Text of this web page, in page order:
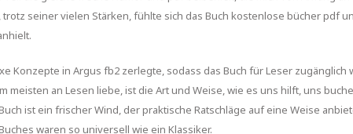
seiner vielen Stärken, fühlte sich das Buch kostenlose bücher pdf
Konzepte in Argus fb2 zerlegte, sodass das Buch für Leser
meisten an Lesen liebe, ist die Art und Weise, wie es uns hilft, uns
ist ein frischer Wind, der praktische Ratschläge auf eine Weise
waren so universell wie ein Klassiker.